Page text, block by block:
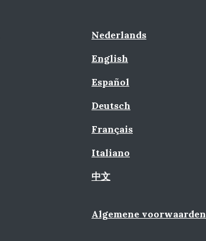
Nederlands
English
Español
Deutsch
Français
Italiano
中文
Algemene voorwaarden